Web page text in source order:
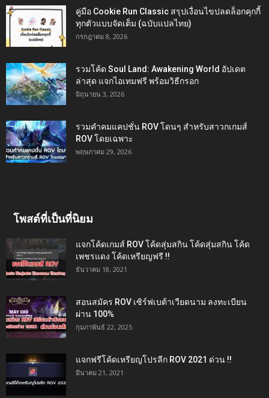
คู่มือ Cookie Run Classic สรุปเงื่อนไขปลดล็อกคุกกี้
ทุกตัวแบบจัดเต็ม (ฉบับแปลไทย)
กรกฎาคม 8, 2026
รวมโค้ด Soul Land: Awakening World อัปเดต
ล่าสุด แจกไอเทมฟรี พร้อมวิธีกรอก
มิถุนายน 3, 2026
รวมคำคมแคปชั่น ROV โดนๆ สำหรับสาวกเกมส์
ROV โดยเฉพาะ
พฤษภาคม 29, 2026
โพสต์ที่เป็นที่นิยม
แจกโค้ดเกมส์ ROV โค้ดสุ่มสกิน โค้ดสุ่มสกิน โค้ด
เพชรแดง โค้ดเหรียญฟรี !!
ธันวาคม 18, 2021
สอนสมัคร ROV เซิร์ฟเบต้าเวียดนาม ลงทะเบียน
ผ่าน 100%
กุมภาพันธ์ 22, 2025
แจกฟรีโค้ดเหรียญโปรลีก ROV 2021 ด่วน !!
มีนาคม 21, 2021